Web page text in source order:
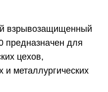
взрывозащищенный
предназначен для
цехов,
металлургических